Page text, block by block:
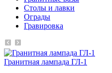
Столы и лавки
Ограды
Гравировка
Гранитная лампада ГЛ-1